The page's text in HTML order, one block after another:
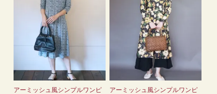
アーミッシュ風シンプルワンピ
アーミッシュ風シンプルワンピ